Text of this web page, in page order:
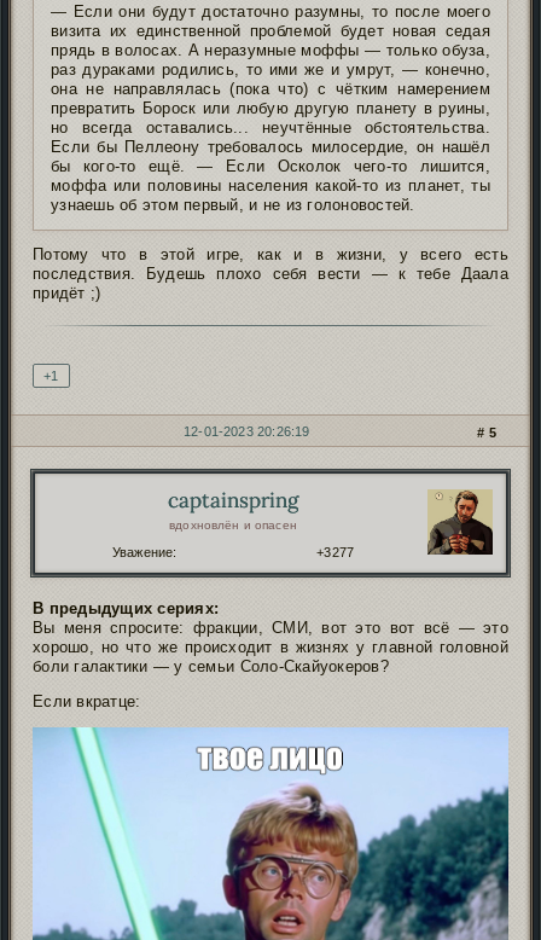
— Если они будут достаточно разумны, то после моего
визита их единственной проблемой будет новая седая
прядь в волосах. А неразумные моффы — только обуза,
раз дураками родились, то ими же и умрут, — конечно,
она не направлялась (пока что) с чётким намерением
превратить Бороск или любую другую планету в руины,
но всегда оставались... неучтённые обстоятельства.
Если бы Пеллеону требовалось милосердие, он нашёл
бы кого-то ещё. — Если Осколок чего-то лишится,
моффа или половины населения какой-то из планет, ты
узнаешь об этом первый, и не из голоновостей.
Потому что в этой игре, как и в жизни, у всего есть
последствия. Будешь плохо себя вести — к тебе Даала
придёт ;)
+1
5
12-01-2023 20:26:19
captainspring
вдохновлён и опасен
Уважение: +3277
В предыдущих сериях:
Вы меня спросите: фракции, СМИ, вот это вот всё — это
хорошо, но что же происходит в жизнях у главной головной
боли галактики — у семьи Соло-Скайуокеров?
Если вкратце: